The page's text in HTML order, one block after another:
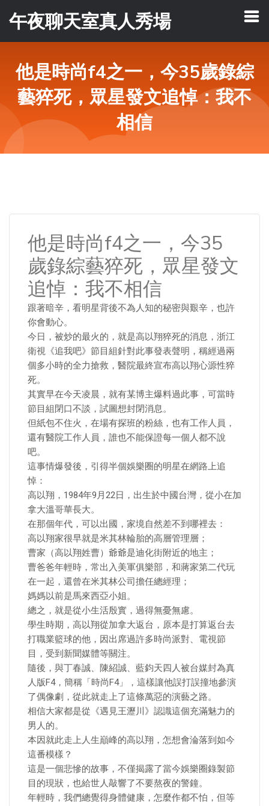
午夜聊天室真人秀場
他是時尚f4之一，今35歲錄綜
藝猝死，眾星發文追悼：我不
相信
他是時尚f4之一，今35
歲錄綜藝猝死，眾星發文
追悼：我不相信
跟著暗辛，看明星背後不為人知的秘密與艱辛，也許
你會動心。
今日，被炒的最火的，就是高以翔猝死的消息，浙江
衛視《追我吧》節目組針對此事發表聲明，稱經過兩
個多小時的全力搶救，醫院最終宣布高以翔心源性猝
死。
其實早在今天凌晨，就有某博主爆料過此事，可當時
節目組閉口不談，試圖想封閉消息。
但紙包不住火，在場有探班的粉絲，也有工作人員，
還有醫院工作人員，誰也不能保證每一個人都不說
吧。
這事情爆發後，引得半個娛樂圈的明星在網路上追
悼：
高以翔，1984年9月22日，出生於中國台灣，從小在加
拿大溫哥華長大。
在那個年代，可以出國，家境自然差不到哪裡去：
高以翔家很早就是米其林輪胎的高層管理層；
曹家（高以翔姓曹）爺爺是迪化街附近的地主；
曹爸爸年輕時，常出入美軍俱樂部，和蔣家第二代玩
在一起，還曾在米其林公司擔任總經理；
媽媽以前是馬來西亞小姐。
總之，就是從小生活殷實，過得無憂無慮。
學生時期，高以翔從加拿大返台，原本是打算返台去
打職業籃球的他，因出席過許多時尚派對、電視節
目，受到新聞媒體等關注。
隨後，與丁春誠、陳紹誠、藍鈞天四人被台媒封為真
人版F4，簡稱「時尚F4」，這樣讓他誤打誤撞地參演
了偶像劇，從此就走上了這條萬惡的演藝之路。
相信大家都是從《遇見王瀝川》認識這個充滿魅力的
男人的。
本因就此走上人生巔峰的高以翔，怎想會淪落到如今
這番模樣？
這是一個悲慘的故事，不僅揭露了當今娛樂圈錄製節
目的現狀，也給世人敲響了不要熬夜的警鐘。
年輕時，我們總覺得身體健康，怎麼作都不怕，但等